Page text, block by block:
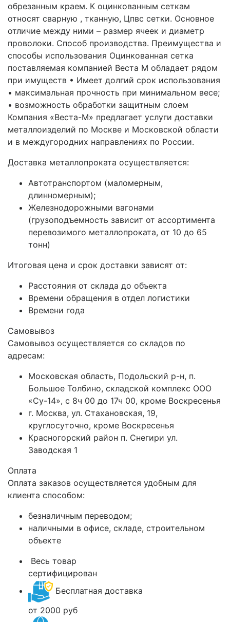
обрезанным краем. К оцинкованным сеткам
относят сварную , тканную, Цпвс сетки. Основное
отличие между ними – размер ячеек и диаметр
проволоки. Способ производства. Преимущества и
способы использования Оцинкованная сетка
поставляемая компанией Веста М обладает рядом
при имуществ • Имеет долгий срок использования
• максимальная прочность при минимальном весе;
• возможность обработки защитным слоем
Компания «Веста-М» предлагает услуги доставки
металлоизделий по Москве и Московской области
и в междугородних направлениях по России.
Доставка металлопроката осуществляется:
Автотранспортом (маломерным,
длинномерным);
Железнодорожными вагонами
(грузоподъемность зависит от ассортимента
перевозимого металлопроката, от 10 до 65
тонн)
Итоговая цена и срок доставки зависят от:
Расстояния от склада до объекта
Времени обращения в отдел логистики
Времени года
Самовывоз
Самовывоз осуществляется со складов по
адресам:
Московская область, Подольский р-н, п.
Большое Толбино, складской комплекс ООО
«Су-14», с 8ч 00 до 17ч 00, кроме Воскресенья
г. Москва, ул. Стахановская, 19,
круглосуточно, кроме Воскресенья
Красногорский район п. Снегири ул.
Заводская 1
Оплата
Оплата заказов осуществляется удобным для
клиента способом:
безналичным переводом;
наличными в офисе, складе, строительном
объекте
Весь товар
сертифицирован
Бесплатная доставка
от 2000 руб